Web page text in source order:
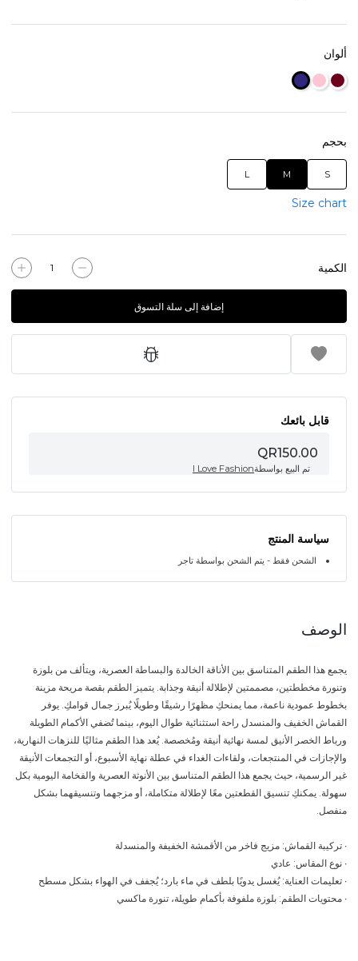
ألوان
بحجم
S
M
L
Size chart
الكمية
إضافة إلى سلة التسوق
قابل بائعك
QR150.00
تم البيع بواسطةI Love Fashion
سياسة المنتج
الشحن فقط - يتم الشحن بواسطة تاجر
الوصف
يجمع هذا الطقم المتناسق بين الأناقة الخالدة والبساطة العصرية، ويتألف من بلوزة
وتنورة مخططتين، مصممتين لإطلالة أنيقة وجذابة. يتميز الطقم بقصة مريحة مزينة
بخطوط عمودية ناعمة، مما يمنحكِ مظهرًا رشيقًا وطويلًا يُبرز جمال قوامكِ. يوفر
القماش الخفيف والمنسدل راحة استثنائية طوال اليوم، بينما تُضفي الأكمام الطويلة
ورباط الخصر الأنيق لمسة نهائية أنيقة ومُخصصة. يُعد هذا الطقم مثاليًا للنزهات النهارية،
والإجازات في المنتجعات، ولقاءات الغداء في عطلة نهاية الأسبوع، أو التجمعات الأنيقة
غير الرسمية، حيث يجمع هذا الطقم المتناسق بين الأنوثة العصرية والفخامة اليومية بكل
سهولة. يمكنكِ تنسيق القطعتين معًا لإطلالة متكاملة، أو مزجهما وتنسيقهما بشكل
منفصل.
∙ تركيبة القماش: مزيج فاخر من الأقمشة الخفيفة والمنسدلة
∙ نوع المقاس: عادي
∙ تعليمات العناية: يُغسل يدويًا بلطف في ماء بارد؛ يُجفف في الهواء بشكل مسطح
∙ محتويات الطقم: بلوزة ملفوفة بأكمام طويلة، تنورة ماكسي